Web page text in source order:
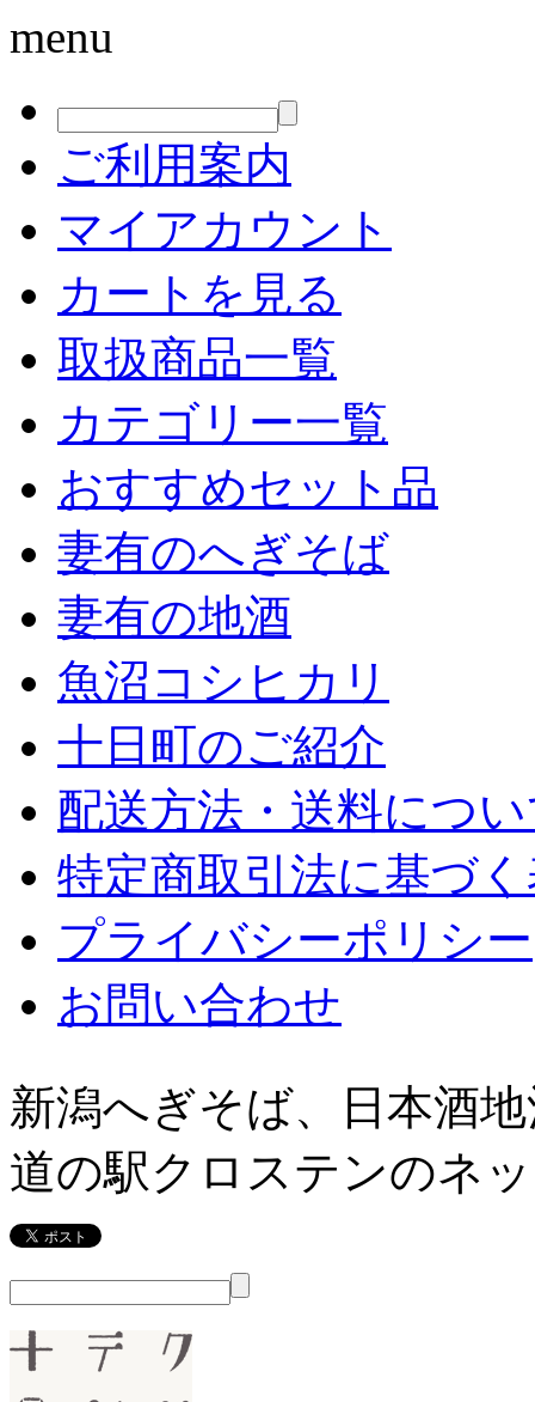
menu
ご利用案内
マイアカウント
カートを見る
取扱商品一覧
カテゴリー一覧
おすすめセット品
妻有のへぎそば
妻有の地酒
魚沼コシヒカリ
十日町のご紹介
配送方法・送料につ
特定商取引法に基づ
プライバシーポリシー
お問い合わせ
新潟へぎそば、日本酒
道の駅クロステンのネ